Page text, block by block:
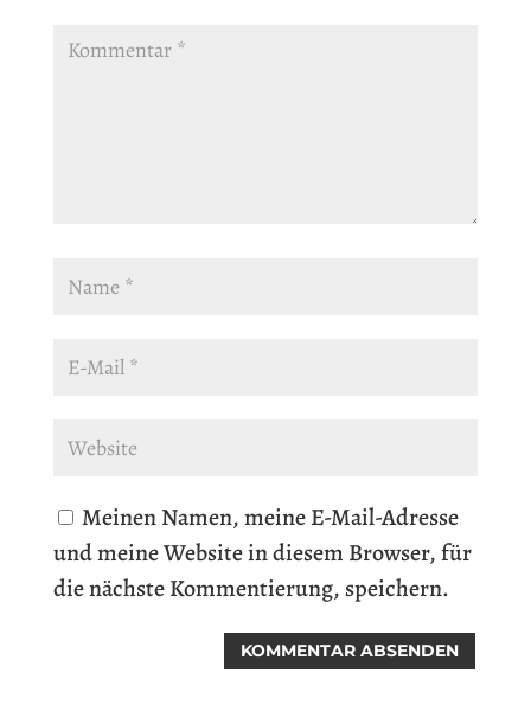
Meinen Namen, meine E-Mail-Adresse
und meine Website in diesem Browser, für
die nächste Kommentierung, speichern.